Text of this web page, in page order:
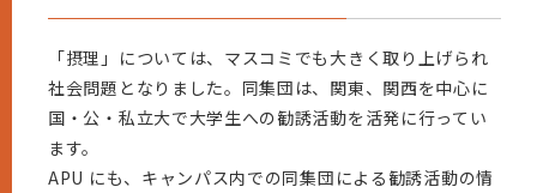
「摂理」については、マスコミでも大きく取り上げられ
社会問題となりました。同集団は、関東、関西を中心に
国・公・私立大で大学生への勧誘活動を活発に行ってい
ます。
APU にも、キャンパス内での同集団による勧誘活動の情